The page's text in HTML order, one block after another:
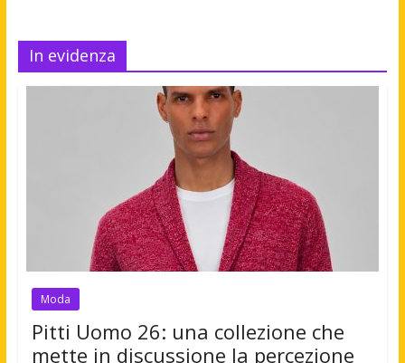
In evidenza
Moda
Pitti Uomo 26: una collezione che
mette in discussione la percezione